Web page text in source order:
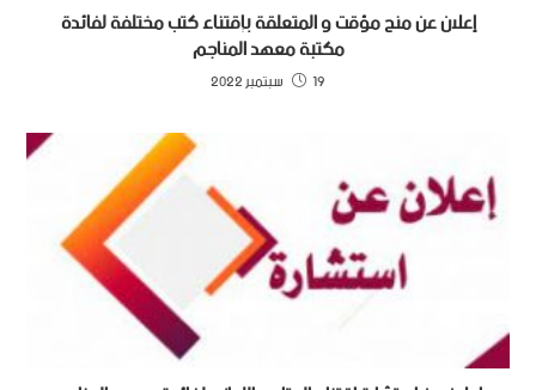
إعلان عن منح مؤقت و المتعلقة بإقتناء كتب مختلفة لفائدة
مكتبة معهد المناجم
19 سبتمبر 2022